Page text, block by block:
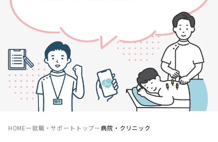
HOMEー就職・サポートトップー病院・クリニック